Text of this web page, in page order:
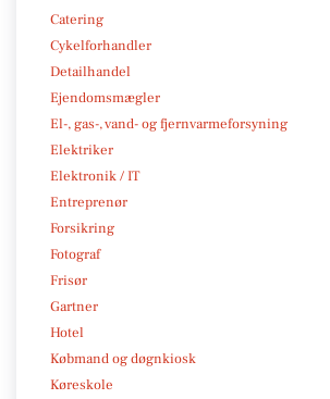
Catering
Cykelforhandler
Detailhandel
Ejendomsmægler
El-, gas-, vand- og fjernvarmeforsyning
Elektriker
Elektronik / IT
Entreprenør
Forsikring
Fotograf
Frisør
Gartner
Hotel
Købmand og døgnkiosk
Køreskole